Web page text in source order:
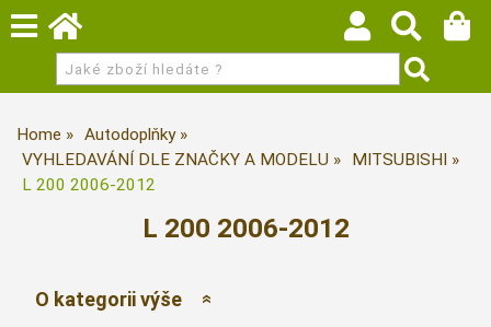
Home
Autodoplňky
VYHLEDAVÁNÍ DLE ZNAČKY A MODELU
MITSUBISHI
L 200 2006-2012
L 200 2006-2012
O kategorii výše